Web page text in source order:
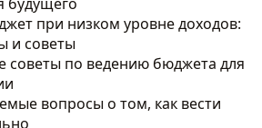
при низком уровне доходов:
и советы
советы по ведению бюджета для
вопросы о том, как вести